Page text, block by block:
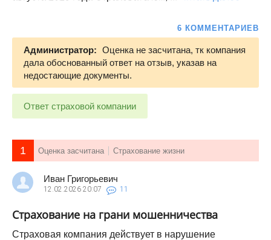
6 КОММЕНТАРИЕВ
Администратор: Оценка не засчитана, тк компания
дала обоснованный ответ на отзыв, указав на
недостающие документы.
Ответ страховой компании
1 Оценка засчитана Страхование жизни
Иван Григорьевич
12.02.2026 20:07 11
Страхование на грани мошенничества
Страховая компания действует в нарушение